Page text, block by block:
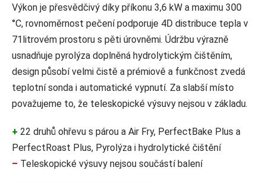
Výkon je přesvědčivý díky příkonu 3,6 kW a maximu 300
°C, rovnoměrnost pečení podporuje 4D distribuce tepla v
71litrovém prostoru s pěti úrovněmi. Údržbu výrazně
usnadňuje pyrolýza doplněná hydrolytickým čištěním,
design působí velmi čistě a prémiově a funkčnost zvedá
teplotní sonda i automatické vypnutí. Za slabší místo
považujeme to, že teleskopické výsuvy nejsou v základu.
+ 22 druhů ohřevu s párou a Air Fry, PerfectBake Plus a
PerfectRoast Plus, Pyrolýza i hydrolytické čištění
– Teleskopické výsuvy nejsou součástí balení